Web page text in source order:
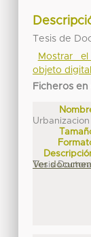
Tesis de
Mostrar
objeto digital
Ficheros en
Tesis
Ver